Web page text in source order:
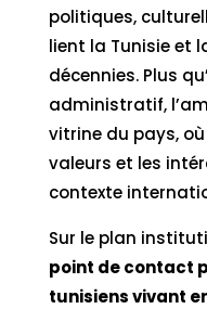
politiques,
lient la Tunisie et
décennies. Plus
administratif,
vitrine du pays, où
valeurs et les
contexte
Sur le plan
point de contact
tunisiens vivant